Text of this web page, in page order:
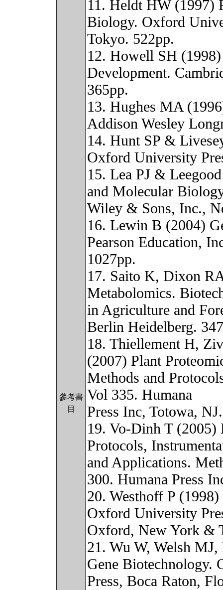
參考書
目
11. Heldt HW (1997)
Biology. Oxford
Tokyo. 522pp.
12. Howell SH
Development.
365pp.
13. Hughes MA
Addison Wesley
14. Hunt SP &
Oxford University
15. Lea PJ &
and Molecular
Wiley & Sons, Inc.,
16. Lewin B (2004)
Pearson Education,
1027pp.
17. Saito K, Dixon
Metabolomics.
in Agriculture and
Berlin Heidelberg.
18. Thiellement H,
(2007) Plant
Methods and
Vol 335. Humana
Press Inc, Totowa,
19. Vo-Dinh T (2005)
Protocols,
and Applications.
300. Humana Press
20. Westhoff P
Oxford University
Oxford, New York &
21. Wu W, Welsh
Gene Biotechnology.
Press, Boca Raton,